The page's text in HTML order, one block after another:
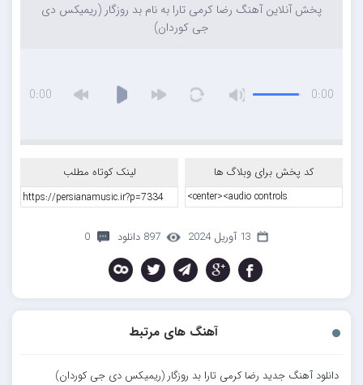
پخش آنلاین آهنگ رضا کرمی تارا به نام بد روزگار (ریمیکس دی
جی کوردان)
0:00
0:00
کد پخش برای وبلاگ ها لینک کوتاه مطلب
13 آوریل 2024 897 دانلود 0
آهنگ های مرتبط
دانلود آهنگ جدید رضا کرمی تارا بد روزگار (ریمیکس دی جی کوردان)